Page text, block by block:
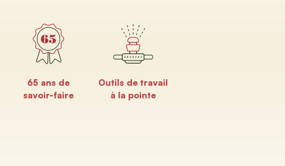
65 ans de
savoir-faire
Outils de travail
à la pointe